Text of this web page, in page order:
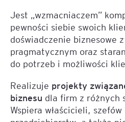
Jest „wzmacniaczem”
pewności siebie swoich
doświadczenie biznesowe
pragmatycznym oraz
do potrzeb i możliwości
Realizuje projekty
biznesu dla firm z różnych
Wspiera właścicieli,